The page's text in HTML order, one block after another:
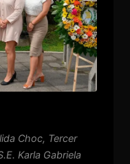
Choc, Tercer
Karla Gabriela